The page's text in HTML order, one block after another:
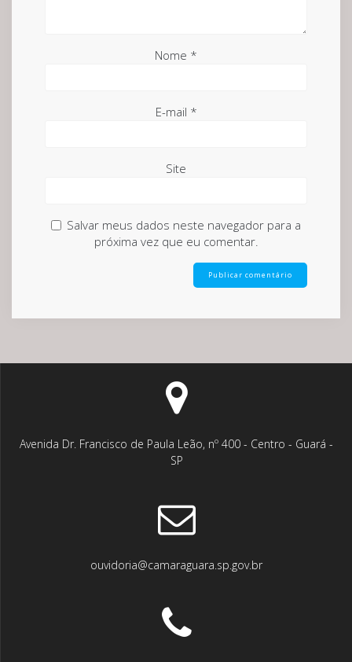
Nome *
E-mail *
Site
Salvar meus dados neste navegador para a
próxima vez que eu comentar.
Avenida Dr. Francisco de Paula Leão, nº 400 - Centro - Guará -
SP
ouvidoria@camaraguara.sp.gov.br